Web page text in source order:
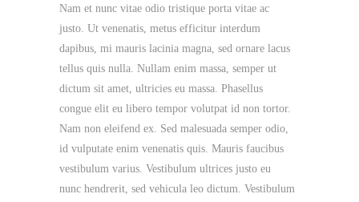
Nam et nunc vitae odio tristique porta vitae ac
justo. Ut venenatis, metus efficitur interdum
dapibus, mi mauris lacinia magna, sed ornare lacus
tellus quis nulla. Nullam enim massa, semper ut
dictum sit amet, ultricies eu massa. Phasellus
congue elit eu libero tempor volutpat id non tortor.
Nam non eleifend ex. Sed malesuada semper odio,
id vulputate enim venenatis quis. Mauris faucibus
vestibulum varius. Vestibulum ultrices justo eu
nunc hendrerit, sed vehicula leo dictum. Vestibulum